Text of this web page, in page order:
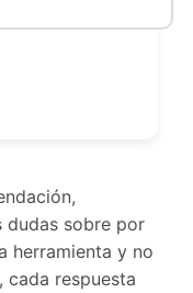
dudas sobre por
herramienta y no
cada respuesta